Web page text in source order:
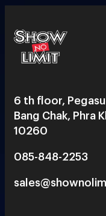
6 th floor,
Bang Chak, Phra
10260
085-848-2253